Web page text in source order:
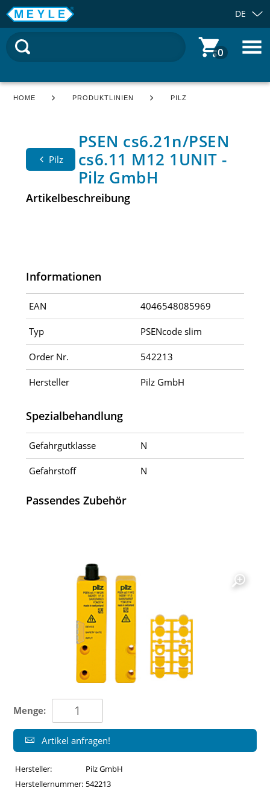
DE
0
HOME PRODUKTLINIEN PILZ
Pilz
PSEN cs6.21n/PSEN
cs6.11 M12 1UNIT -
Pilz GmbH
Artikelbeschreibung
Informationen
EAN 4046548085969
Typ PSENcode slim
Order Nr. 542213
Hersteller Pilz GmbH
Spezialbehandlung
Gefahrgutklasse N
Gefahrstoff N
Passendes Zubehör
Menge:
Artikel anfragen!
Hersteller:
Pilz GmbH
Herstellernummer: 542213